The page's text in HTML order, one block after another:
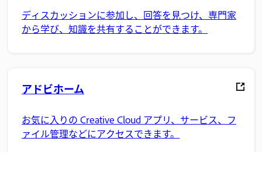
ディスカッションに参加し、回答を見つけ、専門家
から学び、知識を共有することができます。
アドビホーム
お気に入りの Creative Cloud アプリ、サービス、フ
ァイル管理などにアクセスできます。